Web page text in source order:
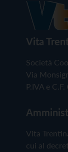
Vita
Società
Via
P.IVA e
Vita
cui al